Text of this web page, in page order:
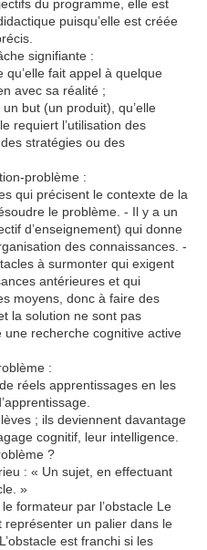
du programme, elle est
puisqu’elle est créée
signifiante :
qu’elle fait appel à quelque
avec sa réalité ;
but (un produit), qu’elle
requiert l’utilisation des
stratégies ou des
problème :
qui précisent le contexte de la
le problème. - Il y a un
d’enseignement) qui donne
des connaissances. -
à surmonter qui exigent
antérieures et qui
moyens, donc à faire des
la solution ne sont pas
recherche cognitive active
:
réels apprentissages en les
; ils deviennent davantage
cognitif, leur intelligence.
?
: « Un sujet, en effectuant
»
formateur par l’obstacle Le
représenter un palier dans le
est franchi si les